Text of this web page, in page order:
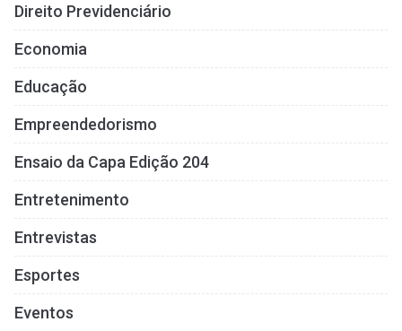
Direito Previdenciário
Economia
Educação
Empreendedorismo
Ensaio da Capa Edição 204
Entretenimento
Entrevistas
Esportes
Eventos